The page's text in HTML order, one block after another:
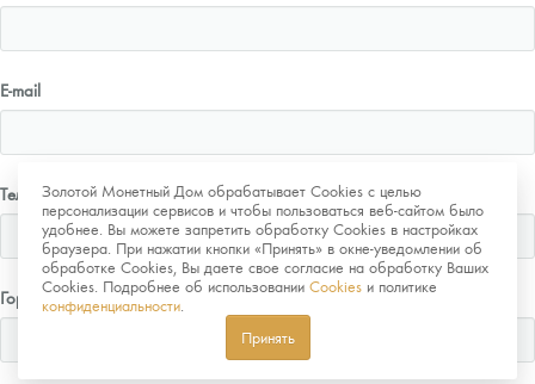
Золотой Монетный Дом обрабатывает Cookies с целью
персонализации сервисов и чтобы пользоваться веб-сайтом было
удобнее. Вы можете запретить обработку Cookies в настройках
браузера. При нажатии кнопки «Принять» в окне-уведомлении об
обработке Cookies, Вы даете свое согласие на обработку Ваших
Cookies. Подробнее об использовании Cookies и политике
конфиденциальности
Принять
E-mail
Телефон
Город